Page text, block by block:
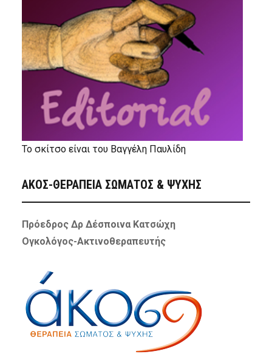
Το σκίτσο είναι του Βαγγέλη Παυλίδη
ΑΚΟΣ-ΘΕΡΑΠΕΙΑ ΣΩΜΑΤΟΣ & ΨΥΧΗΣ
Πρόεδρος Δρ Δέσποινα Κατσώχη
Ογκολόγος-Ακτινοθεραπευτής